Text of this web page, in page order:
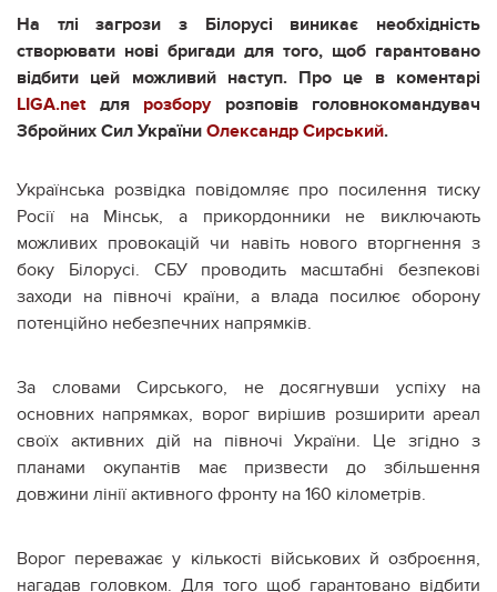
На тлі загрози з Білорусі виникає необхідність
створювати нові бригади для того, щоб гарантовано
відбити цей можливий наступ. Про це в коментарі
LIGA.netдля розборурозповів головнокомандувач
Збройних Сил України Олександр Сирський.
Українська розвідка повідомляє про посилення тиску
Росії на Мінськ, а прикордонники не виключають
можливих провокацій чи навіть нового вторгнення з
боку Білорусі. СБУ проводить масштабні безпекові
заходи на півночі країни, а влада посилює оборону
потенційно небезпечних напрямків.
За словами Сирського, не досягнувши успіху на
основних напрямках, ворог вирішив розширити ареал
своїх активних дій на півночі України. Це згідно з
планами окупантів має призвести до збільшення
довжини лінії активного фронту на 160 кілометрів.
Ворог переважає у кількості військових й озброєння,
нагадав головком. Для того щоб гарантовано відбити